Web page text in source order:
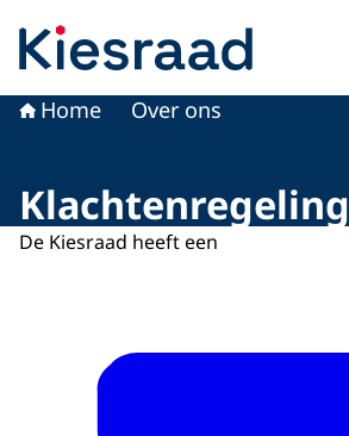
Home Over ons
Klachtenregeling
De Kiesraad heeft een